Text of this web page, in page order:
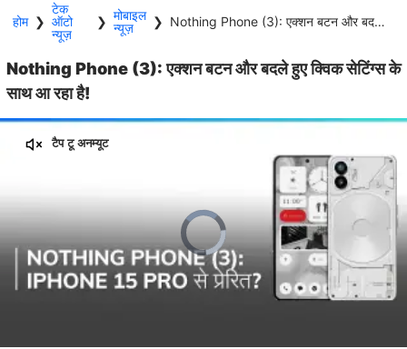
होम ❯
टेक
ऑटो
न्यूज़
❯ मोबाइल
न्यूज़
❯ Nothing Phone (3): एक्शन बटन और बदले हुए क्विक सेटिंग्स के साथ आ रहा है!
Nothing Phone (3): एक्शन बटन और बदले हुए क्विक सेटिंग्स के
साथ आ रहा है!
टैप टू अनम्यूट
Video
Player
is
loading.